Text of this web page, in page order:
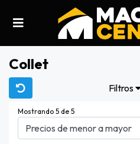
Collet
Filtros
Mostrando 5 de 5